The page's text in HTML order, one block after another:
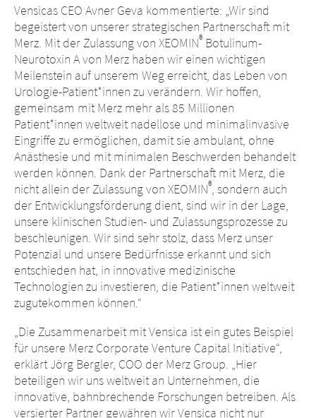
Vensicas CEO Avner Geva kommentierte: „Wir sind
begeistert von unserer strategischen Partnerschaft mit
Merz. Mit der Zulassung von XEOMIN®Botulinum-
Neurotoxin A von Merz haben wir einen wichtigen
Meilenstein auf unserem Weg erreicht, das Leben von
Urologie-Patient*innen zu verändern. Wir hoffen,
gemeinsam mit Merz mehr als 85 Millionen
Patient*innen weltweit nadellose und minimalinvasive
Eingriffe zu ermöglichen, damit sie ambulant, ohne
Anästhesie und mit minimalen Beschwerden behandelt
werden können. Dank der Partnerschaft mit Merz, die
nicht allein der Zulassung von XEOMIN®, sondern auch
der Entwicklungsförderung dient, sind wir in der Lage,
unsere klinischen Studien- und Zulassungsprozesse zu
beschleunigen. Wir sind sehr stolz, dass Merz unser
Potenzial und unsere Bedürfnisse erkannt und sich
entschieden hat, in innovative medizinische
Technologien zu investieren, die Patient*innen weltweit
zugutekommen können.“
„Die Zusammenarbeit mit Vensica ist ein gutes Beispiel
für unsere Merz Corporate Venture Capital Initiative“,
erklärt Jörg Bergler, COO der Merz Group. „Hier
beteiligen wir uns weltweit an Unternehmen, die
innovative, bahnbrechende Forschungen betreiben. Als
versierter Partner gewähren wir Vensica nicht nur